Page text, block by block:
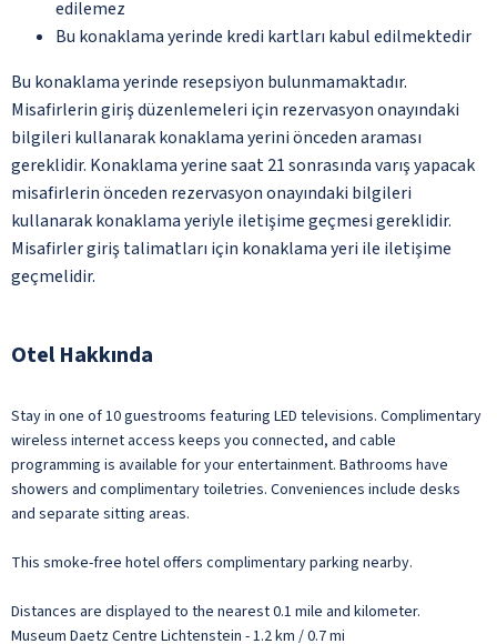
edilemez
Bu konaklama yerinde kredi kartları kabul edilmektedir
Bu konaklama yerinde resepsiyon bulunmamaktadır.
Misafirlerin giriş düzenlemeleri için rezervasyon onayındaki
bilgileri kullanarak konaklama yerini önceden araması
gereklidir. Konaklama yerine saat 21 sonrasında varış yapacak
misafirlerin önceden rezervasyon onayındaki bilgileri
kullanarak konaklama yeriyle iletişime geçmesi gereklidir.
Misafirler giriş talimatları için konaklama yeri ile iletişime
geçmelidir.
Otel Hakkında
Stay in one of 10 guestrooms featuring LED televisions. Complimentary
wireless internet access keeps you connected, and cable
programming is available for your entertainment. Bathrooms have
showers and complimentary toiletries. Conveniences include desks
and separate sitting areas.
This smoke-free hotel offers complimentary parking nearby.
Distances are displayed to the nearest 0.1 mile and kilometer.
Museum Daetz Centre Lichtenstein - 1.2 km / 0.7 mi